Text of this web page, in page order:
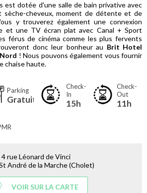
est dotée d'une salle de bain privative avec
sèche-cheveux, moment de détente et de
y trouverez également une connexion
et une TV écran plat avec Canal + Sport
férus de cinéma comme les plus fervents
donc leur bonheur au Brit Hotel
! Nous pouvons également vous fournir
chaise haute.
Parking
Gratuit
Check-
In
15h
Check-
Out
11h
4 rue Léonard de Vinci
André de la Marche (Cholet)
VOIR SUR LA CARTE